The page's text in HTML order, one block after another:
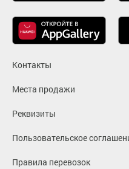
Контакты
Места продажи
Реквизиты
Пользовательское
Правила перевозок